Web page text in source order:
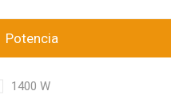
Potencia
1400 W